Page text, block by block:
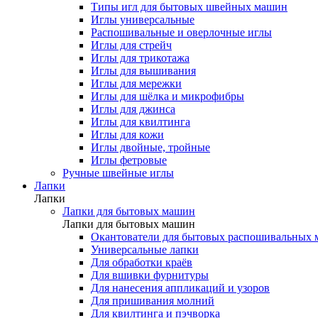
Типы игл для бытовых швейных машин
Иглы универсальные
Распошивальные и оверлочные иглы
Иглы для стрейч
Иглы для трикотажа
Иглы для вышивания
Иглы для мережки
Иглы для шёлка и микрофибры
Иглы для джинса
Иглы для квилтинга
Иглы для кожи
Иглы двойные, тройные
Иглы фетровые
Ручные швейные иглы
Лапки
Лапки
Лапки для бытовых машин
Лапки для бытовых машин
Окантователи для бытовых распошивальных
Универсальные лапки
Для обработки краёв
Для вшивки фурнитуры
Для нанесения аппликаций и узоров
Для пришивания молний
Для квилтинга и пэчворка